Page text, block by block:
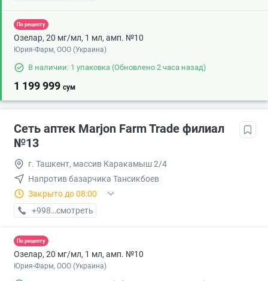
По рецепту
Озелар, 20 мг/мл, 1 мл, амп. №10
Юрия-Фарм, ООО (Украина)
В наличии: 1 упаковка (Обновлено 2 часа назад)
1 199 999 сум
Сеть аптек Marjon Farm Trade филиал
№13
г. Ташкент, массив Каракамыш 2/4
Напротив базарчика Тансикбоев
Закрыто до 08:00
+998 (77) XXX-XX-XX
смотреть
По рецепту
Озелар, 20 мг/мл, 1 мл, амп. №10
Юрия-Фарм, ООО (Украина)